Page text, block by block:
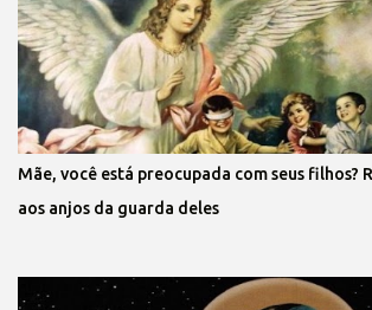
Mãe, você está preocupada com seus filhos?
aos anjos da guarda deles